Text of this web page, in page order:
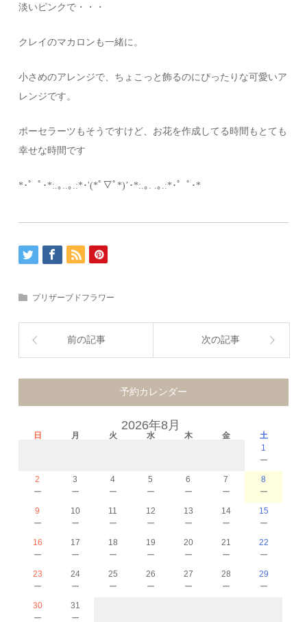
淡いピンクで・・・
クレイのマカロンも一緒に。
小さめのアレンジで、ちょこっと飾るのにぴったりな可愛いア
レンジです。
ポーセラーツもそうですけど、お花を作成してる時間もとても
幸せな時間です
*･゜ﾟ･*:.｡..｡.:*･'(*ﾟ▽ﾟ*)’･*:.｡. .｡.:*･゜ﾟ･*
プリザーブドフラワー
前の記事 次の記事
予約カレンダー
2026年8月
日 月 火 水 木 金
土
1
－
2
－
3
－
4
－
5
－
6
－
7
－
8
－
9
－
10
－
11
－
12
－
13
－
14
－
15
－
16
－
17
－
18
－
19
－
20
－
21
－
22
－
23
－
24
－
25
－
26
－
27
－
28
－
29
－
30
－
31
－